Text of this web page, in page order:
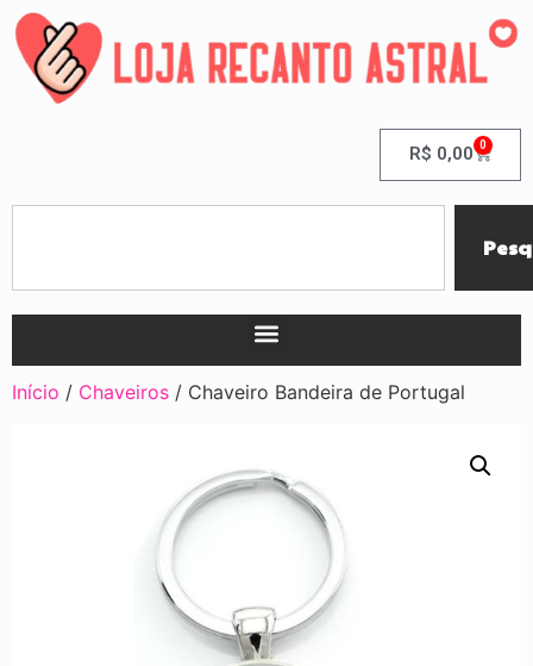
R$ 0,00 0
Início / Chaveiros / Chaveiro Bandeira de Portugal